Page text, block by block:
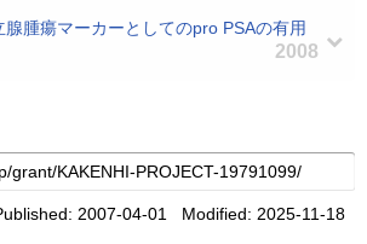
腫瘍マーカーとしてのpro PSAの有用
2008
2007-04-01 Modified: 2025-11-18